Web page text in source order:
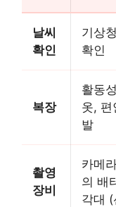
날씨
확인
기상
확인
복장
활동
옷, 편
발
촬영
장비
카메
의 배
각대 (